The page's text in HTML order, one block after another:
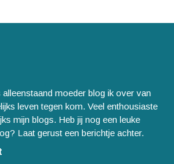
alleenstaand moeder blog ik over van
leven tegen kom. Veel enthousiaste
mijn blogs. Heb jij nog een leuke
Laat gerust een berichtje achter.